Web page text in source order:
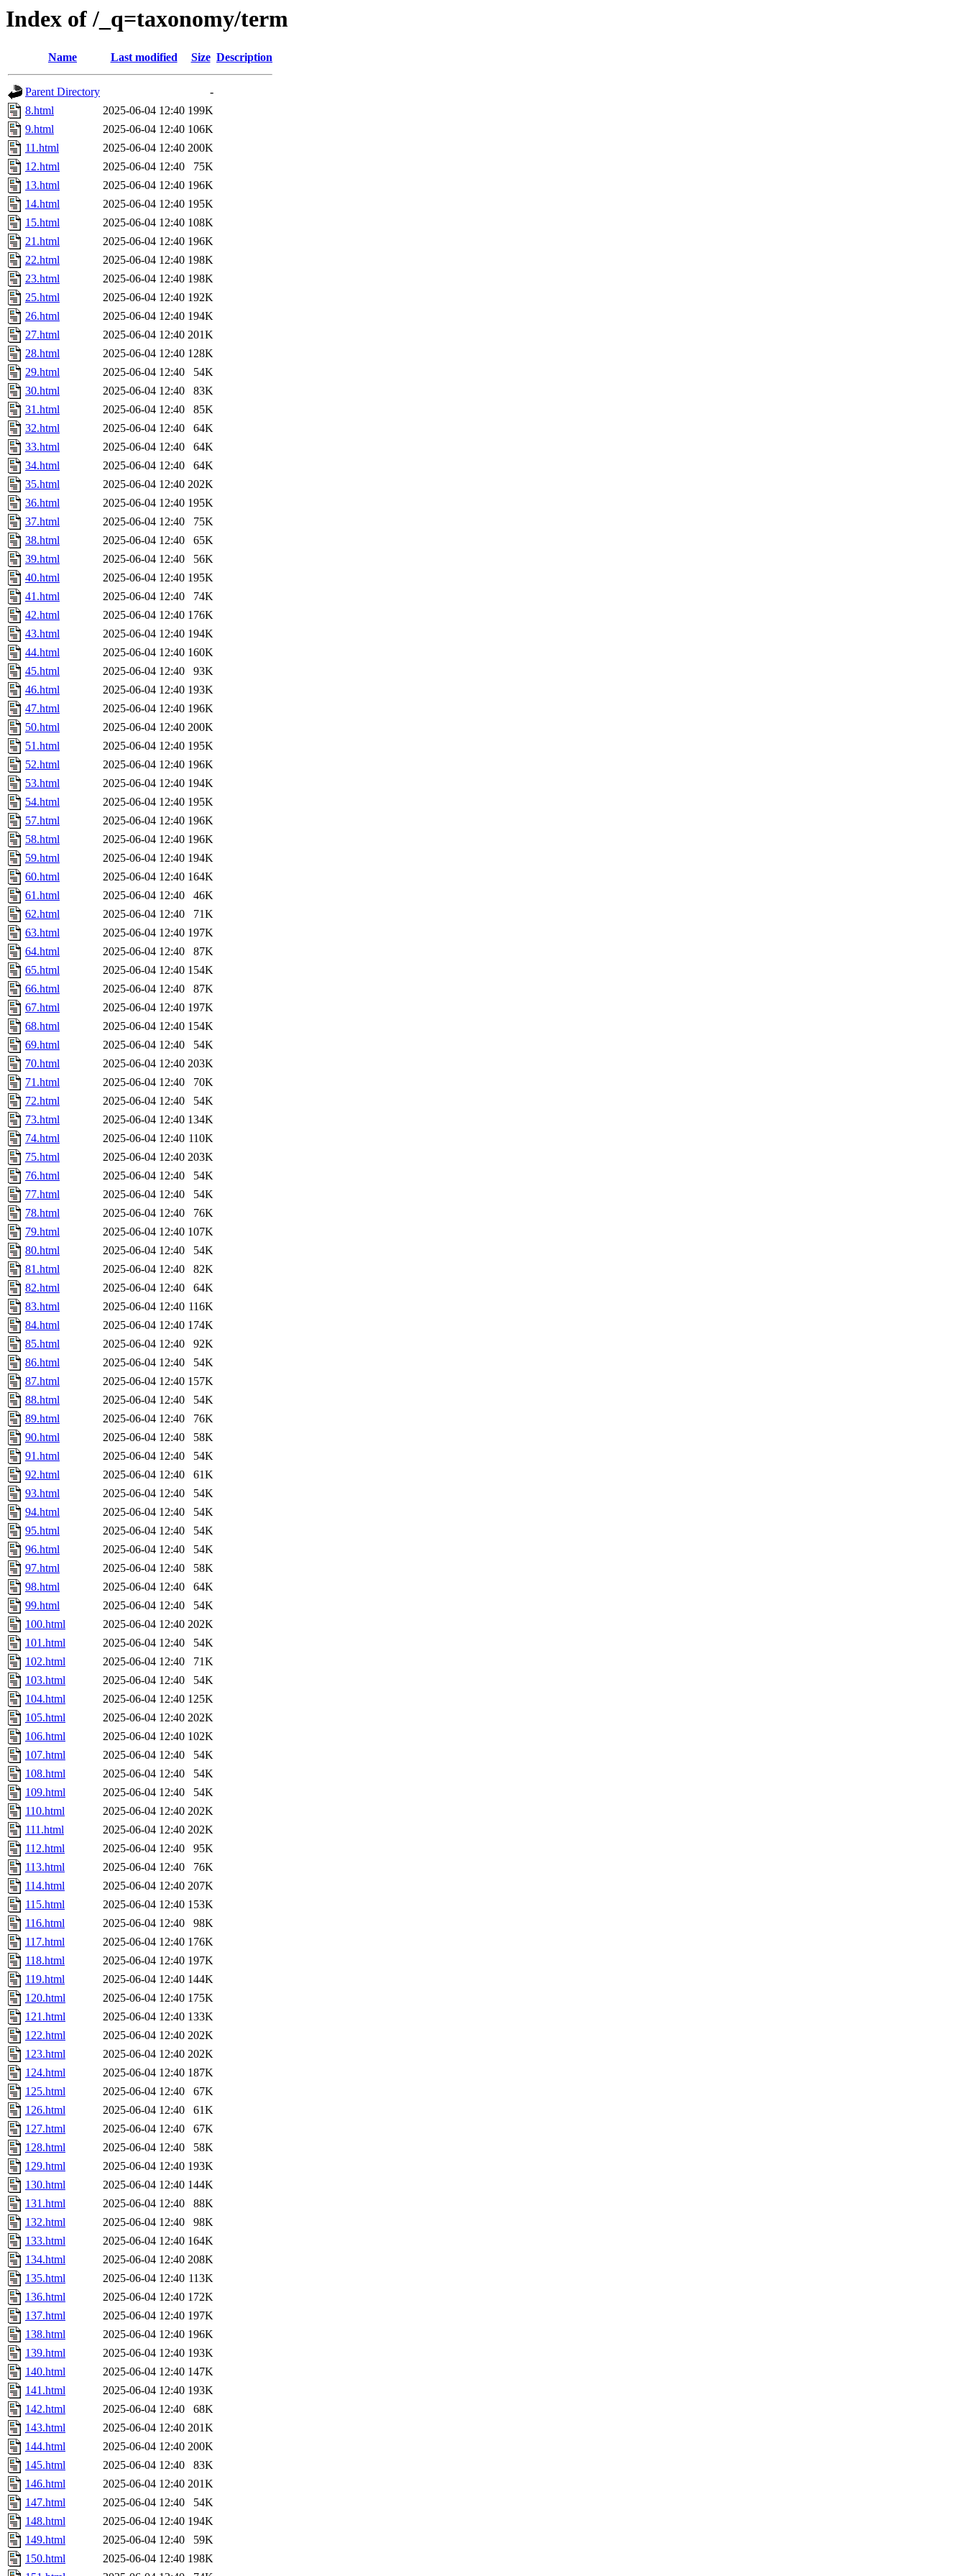
Index of /_q=taxonomy/term
Name Last modified Size Description
Parent Directory
-
8.html
2025-06-04 12:40 199K
9.html
2025-06-04 12:40 106K
11.html
2025-06-04 12:40 200K
12.html
2025-06-04 12:40
75K
13.html
2025-06-04 12:40 196K
14.html
2025-06-04 12:40 195K
15.html
2025-06-04 12:40 108K
21.html
2025-06-04 12:40 196K
22.html
2025-06-04 12:40 198K
23.html
2025-06-04 12:40 198K
25.html
2025-06-04 12:40 192K
26.html
2025-06-04 12:40 194K
27.html
2025-06-04 12:40 201K
28.html
2025-06-04 12:40 128K
29.html
2025-06-04 12:40
54K
30.html
2025-06-04 12:40
83K
31.html
2025-06-04 12:40
85K
32.html
2025-06-04 12:40
64K
33.html
2025-06-04 12:40
64K
34.html
2025-06-04 12:40
64K
35.html
2025-06-04 12:40 202K
36.html
2025-06-04 12:40 195K
37.html
2025-06-04 12:40
75K
38.html
2025-06-04 12:40
65K
39.html
2025-06-04 12:40
56K
40.html
2025-06-04 12:40 195K
41.html
2025-06-04 12:40
74K
42.html
2025-06-04 12:40 176K
43.html
2025-06-04 12:40 194K
44.html
2025-06-04 12:40 160K
45.html
2025-06-04 12:40
93K
46.html
2025-06-04 12:40 193K
47.html
2025-06-04 12:40 196K
50.html
2025-06-04 12:40 200K
51.html
2025-06-04 12:40 195K
52.html
2025-06-04 12:40 196K
53.html
2025-06-04 12:40 194K
54.html
2025-06-04 12:40 195K
57.html
2025-06-04 12:40 196K
58.html
2025-06-04 12:40 196K
59.html
2025-06-04 12:40 194K
60.html
2025-06-04 12:40 164K
61.html
2025-06-04 12:40
46K
62.html
2025-06-04 12:40
71K
63.html
2025-06-04 12:40 197K
64.html
2025-06-04 12:40
87K
65.html
2025-06-04 12:40 154K
66.html
2025-06-04 12:40
87K
67.html
2025-06-04 12:40 197K
68.html
2025-06-04 12:40 154K
69.html
2025-06-04 12:40
54K
70.html
2025-06-04 12:40 203K
71.html
2025-06-04 12:40
70K
72.html
2025-06-04 12:40
54K
73.html
2025-06-04 12:40 134K
74.html
2025-06-04 12:40 110K
75.html
2025-06-04 12:40 203K
76.html
2025-06-04 12:40
54K
77.html
2025-06-04 12:40
54K
78.html
2025-06-04 12:40
76K
79.html
2025-06-04 12:40 107K
80.html
2025-06-04 12:40
54K
81.html
2025-06-04 12:40
82K
82.html
2025-06-04 12:40
64K
83.html
2025-06-04 12:40 116K
84.html
2025-06-04 12:40 174K
85.html
2025-06-04 12:40
92K
86.html
2025-06-04 12:40
54K
87.html
2025-06-04 12:40 157K
88.html
2025-06-04 12:40
54K
89.html
2025-06-04 12:40
76K
90.html
2025-06-04 12:40
58K
91.html
2025-06-04 12:40
54K
92.html
2025-06-04 12:40
61K
93.html
2025-06-04 12:40
54K
94.html
2025-06-04 12:40
54K
95.html
2025-06-04 12:40
54K
96.html
2025-06-04 12:40
54K
97.html
2025-06-04 12:40
58K
98.html
2025-06-04 12:40
64K
99.html
2025-06-04 12:40
54K
100.html
2025-06-04 12:40 202K
101.html
2025-06-04 12:40
54K
102.html
2025-06-04 12:40
71K
103.html
2025-06-04 12:40
54K
104.html
2025-06-04 12:40 125K
105.html
2025-06-04 12:40 202K
106.html
2025-06-04 12:40 102K
107.html
2025-06-04 12:40
54K
108.html
2025-06-04 12:40
54K
109.html
2025-06-04 12:40
54K
110.html
2025-06-04 12:40 202K
111.html
2025-06-04 12:40 202K
112.html
2025-06-04 12:40
95K
113.html
2025-06-04 12:40
76K
114.html
2025-06-04 12:40 207K
115.html
2025-06-04 12:40 153K
116.html
2025-06-04 12:40
98K
117.html
2025-06-04 12:40 176K
118.html
2025-06-04 12:40 197K
119.html
2025-06-04 12:40 144K
120.html
2025-06-04 12:40 175K
121.html
2025-06-04 12:40 133K
122.html
2025-06-04 12:40 202K
123.html
2025-06-04 12:40 202K
124.html
2025-06-04 12:40 187K
125.html
2025-06-04 12:40
67K
126.html
2025-06-04 12:40
61K
127.html
2025-06-04 12:40
67K
128.html
2025-06-04 12:40
58K
129.html
2025-06-04 12:40 193K
130.html
2025-06-04 12:40 144K
131.html
2025-06-04 12:40
88K
132.html
2025-06-04 12:40
98K
133.html
2025-06-04 12:40 164K
134.html
2025-06-04 12:40 208K
135.html
2025-06-04 12:40 113K
136.html
2025-06-04 12:40 172K
137.html
2025-06-04 12:40 197K
138.html
2025-06-04 12:40 196K
139.html
2025-06-04 12:40 193K
140.html
2025-06-04 12:40 147K
141.html
2025-06-04 12:40 193K
142.html
2025-06-04 12:40
68K
143.html
2025-06-04 12:40 201K
144.html
2025-06-04 12:40 200K
145.html
2025-06-04 12:40
83K
146.html
2025-06-04 12:40 201K
147.html
2025-06-04 12:40
54K
148.html
2025-06-04 12:40 194K
149.html
2025-06-04 12:40
59K
150.html
2025-06-04 12:40 198K